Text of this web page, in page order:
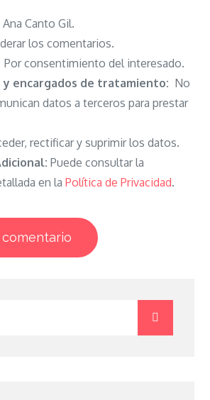
Ana Canto Gil.
los comentarios.
Por consentimiento del interesado.
encargados de tratamiento: No
datos a terceros para prestar
rectificar y suprimir los datos.
Puede consultar la
en laPolítica de Privacidad.